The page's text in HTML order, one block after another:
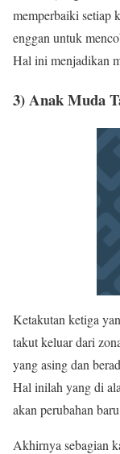
memperbaiki setiap
enggan untuk
Hal ini menjadikan
3) Anak Muda
Ketakutan ketiga
takut keluar dari
yang asing dan
Hal inilah yang di
akan perubahan
Akhirnya sebagian